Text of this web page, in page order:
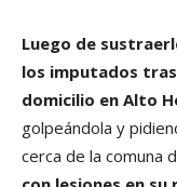
Luego de
los imputados
domicilio en Alto
golpeándola y
cerca de la comuna